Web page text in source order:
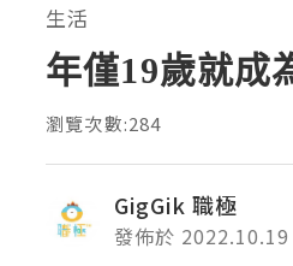
生活
年僅19歲就成
瀏覽次數:284
GigGik 職極
發佈於 2022.10.19